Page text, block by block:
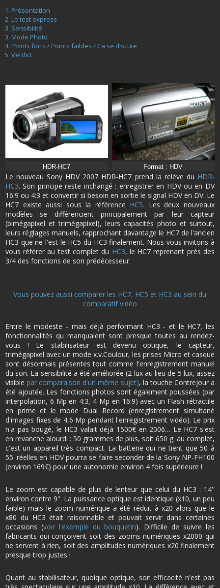
Présentation
Le test express
Sensibilité
Mode Photo
Points forts / Points faibles / Ca se discute
Verdict
HDR-HC7 Format : HDV
Le nouveau Sony HDV 2007 HDR-HC7 prend la relève du HDR-
HC3. Son principe reste inchangé : enregistrer en HDV ou en DV
16:9 ou 4:3 et convertir si besoin en sortie le signal HDV en DV. Le
HC7 existe aussi sous la référence HC5. Les deux nouveaux
modèles se différencient principalement par leur capteur
(bimégapixel et trimégapixel), leurs capacités photo et surtout,
leurs réglages manuels, rapprochant davantage le HC7 de l'ancien
HC3 que ne l'est le HC5 du HC3 finalement. Nous vous invitons à
vous référer au test complet du HC3, le HC7 reprenant près des
3/4 des fonctions de son prédécesseur.
Vous pouvez aussi comparer les HC7, HC5 et HC3 au sein du
comparatif vidéo
Entre le modeste - mais déjà performant HC3 - et le HC7, les
fonctionnalités qu manquaient sont presque toutes au rendez-
vous ! Le stabilisateur est devenu optique, le capteur,
trimégapixel avec un mode x.v.Coulour, les prises Micro et casque
sont désormais présentes tout comme l'enregistrement manuel
du son. La sensibilité a été améliorée (2 lux au lieu de 5 lux, assez
visiblepar comparaison d'un même sujet), la touche Contrejour a
été ajoutée. Les fonctions photos sont également poussées (par
interpolation, 6 Mp en 4:3, 4 Mp en 16:9) avec un Flash rétractile
en prime et le mode Dual Record (enregistrement simultané
d'images fixes de 4,6 Mp pendant l'enregistrement vidéo). Le prix
n'a pas bougé, le HC3 valait déjà 1500€ en 2006… Le HC7 s'est
en revanche alourdi : 50 grammes de plus, soit 650 g. au complet,
c'est un appareil très compact. La batterie qui ne tient que 50 à
55' réelles en HDV pourra se faire seconder de la Sony NP-FH100
(environ 169€) pour une autonomie environ 4 fois supérieure !
Le zoom est capable de plus de lenteur que celui du HC3 : 14''
environ contre 9''. La puissance optique est identique (x10, un peu
faible) mais le zoom numérique a été réduit à x20 alors que le
x80 du HC3 était raisonnable et pouvait servir dans certaines
occasions (voir l'exemple du bouquetin). Difficile de suivre les
fabricants qui conçoivent soit des zooms numériques x2000 qui
ne servent à rien, soit des amplitudes numériques x20 finalement
presque trop justes !
Quant au stabilisateur, quoique optique, son efficacité n'est pas